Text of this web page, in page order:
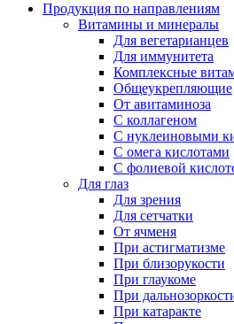
Продукция по направлениям
Витамины и минералы
Для вегетарианцев
Для иммунитета
Комплексные
Общеукрепляющие
От авитаминоза
С коллагеном
С нуклеиновыми
С омега кислотами
С фолиевой
Для глаз
Для зрения
Для сетчатки
От ячменя
При астигматизме
При близорукости
При глаукоме
При
При катаракте